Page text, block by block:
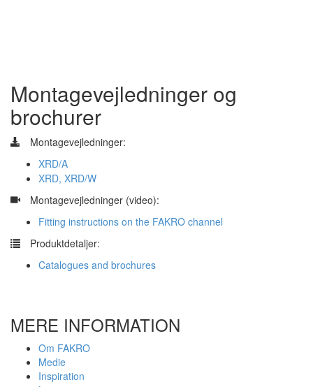
Montagevejledninger og
brochurer
Montagevejledninger:
XRD/A
XRD, XRD/W
Montagevejledninger (video):
Fitting instructions on the FAKRO channel
Produktdetaljer:
Catalogues and brochures
MERE INFORMATION
Om FAKRO
Medie
Inspiration